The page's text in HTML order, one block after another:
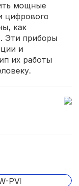
мощные
цифрового
как
Эти приборы
и
их работы